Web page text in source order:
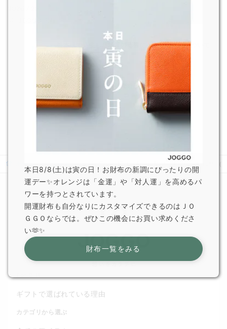
熊本県で発生した地震の影響による配送遅延について
2026.7.29
JOGGO 広報
一部オプション商品販売終了のお知らせ
2026.6.5
JOGGO 広報
ギフトで選ばれている理由
カテゴリから選ぶ
本日8/8(土)は寅の日！お財布の新調にぴったりの開
運デー✨オレンジは「金運」や「対人運」を高めるパ
ワーを持つとされています。
開運財布も自分なりにカスタマイズできるのはＪＯ
ＧＧＯならでは。ぜひこの機会にお買い求めくださ
い🫶✨
財布一覧をみる